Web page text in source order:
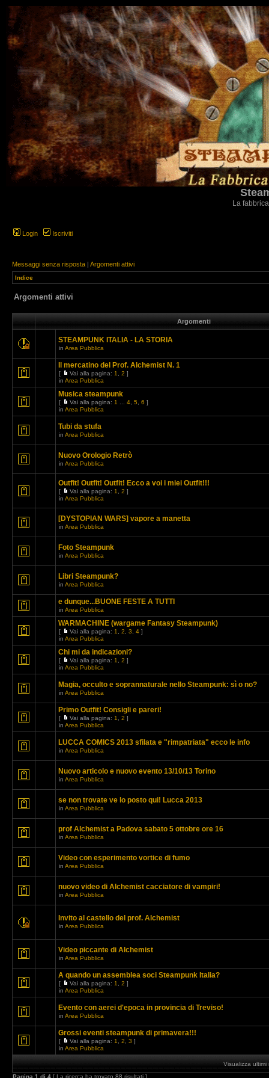
La
Login Iscriviti
Messaggi senza risposta | Argomenti attivi
Indice
Argomenti attivi
Argomenti
STEAMPUNK ITALIA - LA STORIA
in Area Pubblica
Il mercatino del Prof. Alchemist N. 1
[ Vai alla pagina: 1 2 ]
in Area Pubblica
Musica steampunk
[ Vai alla pagina: 1 4 5 6 ]
in Area Pubblica
Tubi da stufa
in Area Pubblica
Nuovo Orologio Retrò
in Area Pubblica
Outfit! Outfit! Outfit! Ecco a voi i miei Outfit!!!
[ Vai alla pagina: 1 2 ]
in Area Pubblica
[DYSTOPIAN WARS] vapore a manetta
in Area Pubblica
Foto Steampunk
in Area Pubblica
Libri Steampunk?
in Area Pubblica
e dunque...BUONE FESTE A TUTTI
in Area Pubblica
WARMACHINE (wargame Fantasy Steampunk)
[ Vai alla pagina: 1 2 3 4 ]
in Area Pubblica
Chi mi da indicazioni?
[ Vai alla pagina: 1 2 ]
in Area Pubblica
Magia, occulto e soprannaturale nello Steampunk: sì o no?
in Area Pubblica
Primo Outfit! Consigli e pareri!
[ Vai alla pagina: 1 2 ]
in Area Pubblica
LUCCA COMICS 2013 sfilata e "rimpatriata" ecco le info
in Area Pubblica
Nuovo articolo e nuovo evento 13/10/13 Torino
in Area Pubblica
se non trovate ve lo posto qui! Lucca 2013
in Area Pubblica
prof Alchemist a Padova sabato 5 ottobre ore 16
in Area Pubblica
Video con esperimento vortice di fumo
in Area Pubblica
nuovo video di Alchemist cacciatore di vampiri!
in Area Pubblica
Invito al castello del prof. Alchemist
in Area Pubblica
Video piccante di Alchemist
in Area Pubblica
A quando un assemblea soci Steampunk Italia?
[ Vai alla pagina: 1 2 ]
in Area Pubblica
Evento con aerei d'epoca in provincia di Treviso!
in Area Pubblica
Grossi eventi steampunk di primavera!!!
[ Vai alla pagina: 1 2 3 ]
in Area Pubblica
Visualizza ultimi
Pagina 1 di 4 [ La ricerca ha trovato 88 risultati ]